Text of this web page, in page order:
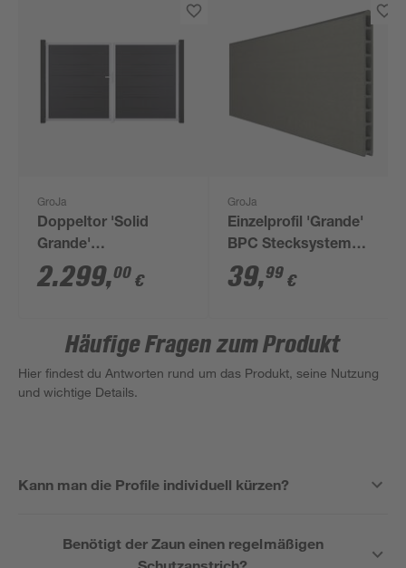
GroJa
Doppeltor 'Solid
Grande'
BPC/Aluminium DIN
links
300 x 180 cm
2.299,00 €
GroJa
Einzelprofil 'Grande'
BPC Stecksystem
grau 180 x 25,3 x 1,9
cm
39,99 €
Häufige Fragen zum Produkt
Hier findest du Antworten rund um das Produkt, seine Nutzung
und wichtige Details.
Kann man die Profile individuell kürzen?
Benötigt der Zaun einen regelmäßigen